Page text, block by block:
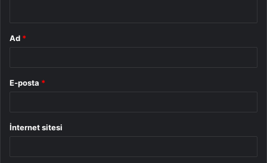
Ad *
E-posta *
İnternet sitesi